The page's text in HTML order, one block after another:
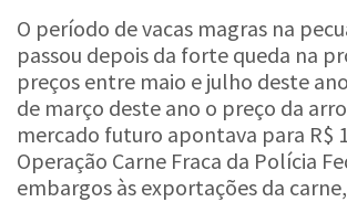
O período de vacas magras na
passou depois da forte queda na
preços entre maio e julho deste
de março deste ano o preço da
mercado futuro apontava para R$
Operação Carne Fraca da Polícia
embargos às exportações da